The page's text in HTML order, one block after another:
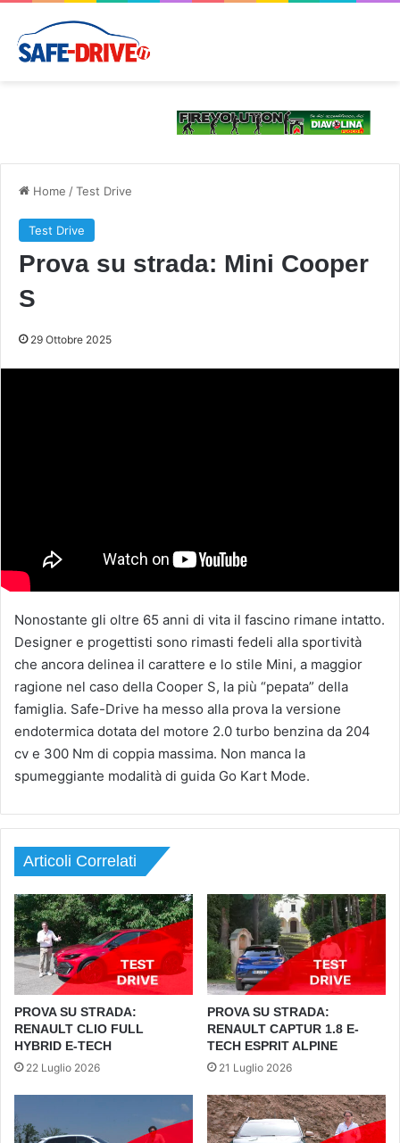
Home /Test Drive
Test Drive
Prova su strada: Mini Cooper
S
29 Ottobre 2025
Nonostante gli oltre 65 anni di vita il fascino rimane intatto.
Designer e progettisti sono rimasti fedeli alla sportività
che ancora delinea il carattere e lo stile Mini, a maggior
ragione nel caso della Cooper S, la più “pepata” della
famiglia. Safe-Drive ha messo alla prova la versione
endotermica dotata del motore 2.0 turbo benzina da 204
cv e 300 Nm di coppia massima. Non manca la
spumeggiante modalità di guida Go Kart Mode.
Articoli Correlati
PROVA SU STRADA:
RENAULT CLIO FULL
HYBRID E-TECH
22 Luglio 2026
PROVA SU STRADA:
RENAULT CAPTUR 1.8 E-
TECH ESPRIT ALPINE
21 Luglio 2026